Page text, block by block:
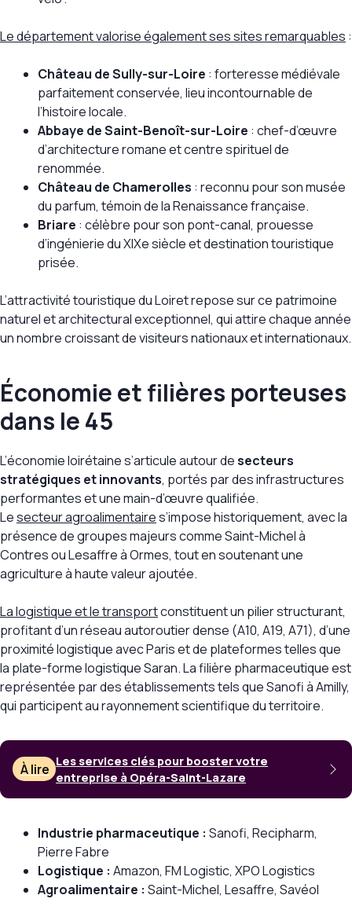
Le département valorise également ses sites remarquables :
Château de Sully-sur-Loire : forteresse médiévale
parfaitement conservée, lieu incontournable de
l’histoire locale.
Abbaye de Saint-Benoît-sur-Loire : chef-d’œuvre
d’architecture romane et centre spirituel de
renommée.
Château de Chamerolles : reconnu pour son musée
du parfum, témoin de la Renaissance française.
Briare : célèbre pour son pont-canal, prouesse
d’ingénierie du XIXe siècle et destination touristique
prisée.
L’attractivité touristique du Loiret repose sur ce patrimoine
naturel et architectural exceptionnel, qui attire chaque année
un nombre croissant de visiteurs nationaux et internationaux.
Économie et filières porteuses
dans le 45
L’économie loirétaine s’articule autour desecteurs
stratégiques et innovants, portés par des infrastructures
performantes et une main-d’œuvre qualifiée.
Lesecteur agroalimentaires’impose historiquement, avec la
présence de groupes majeurs comme Saint-Michel à
Contres ou Lesaffre à Ormes, tout en soutenant une
agriculture à haute valeur ajoutée.
La logistique et le transportconstituent un pilier structurant,
profitant d’un réseau autoroutier dense (A10, A19, A71), d’une
proximité logistique avec Paris et de plateformes telles que
la plate-forme logistique Saran. La filière pharmaceutique est
représentée par des établissements tels que Sanofi à Amilly,
qui participent au rayonnement scientifique du territoire.
À lire Les services clés pour booster votre
entreprise à Opéra-Saint-Lazare
Industrie pharmaceutique : Sanofi, Recipharm,
Pierre Fabre
Logistique : Amazon, FM Logistic, XPO Logistics
Agroalimentaire : Saint-Michel, Lesaffre, Savéol